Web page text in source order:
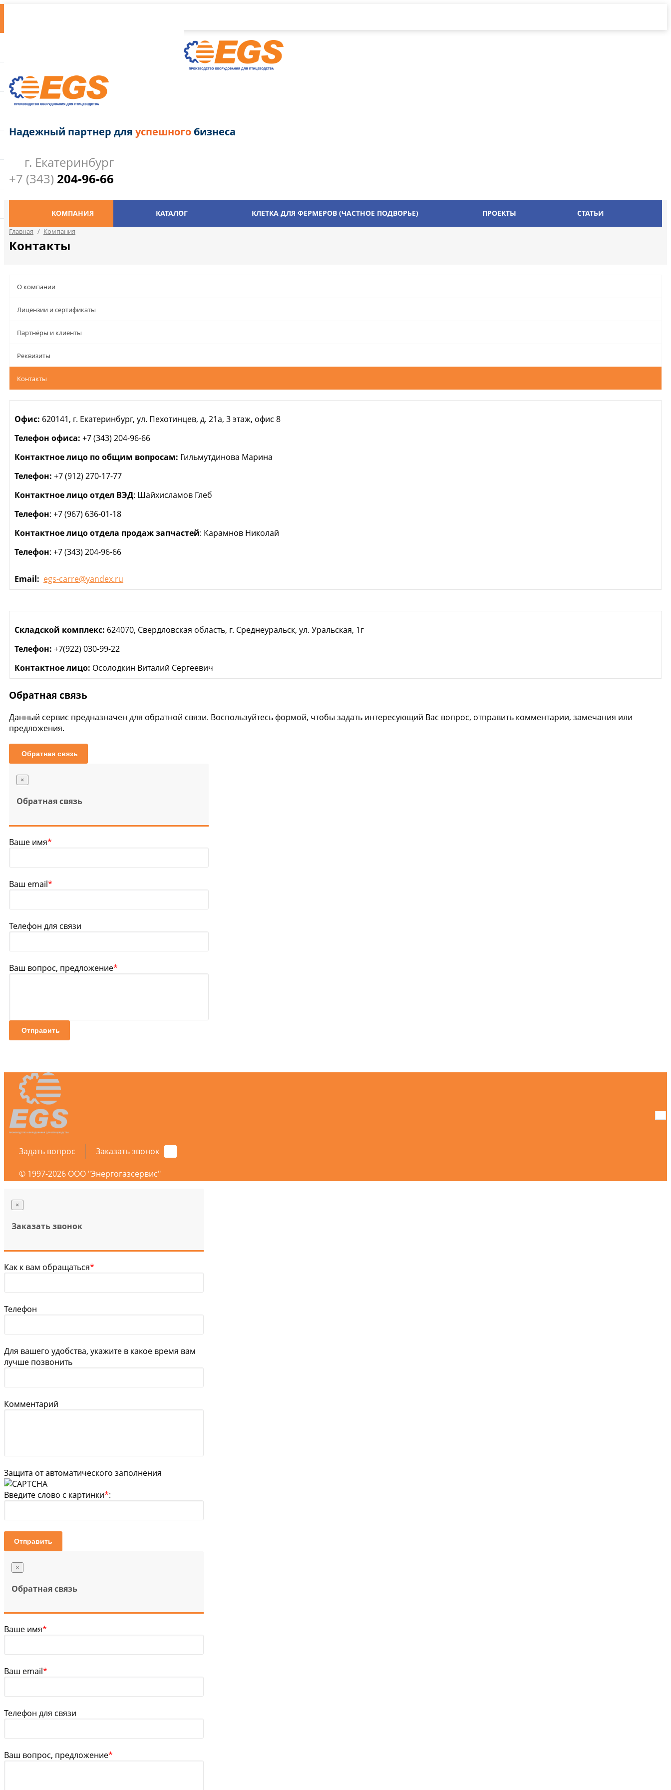
Надежный партнер для успешного бизнеса
г. Екатеринбург
+7 (343) 204-96-66
КОМПАНИЯ КАТАЛОГ КЛЕТКА ДЛЯ ФЕРМЕРОВ (ЧАСТНОЕ ПОДВОРЬЕ) ПРОЕКТЫ СТАТЬИ
Главная / Компания
Контакты
О компании
Лицензии и сертификаты
Партнёры и клиенты
Реквизиты
Контакты
Офис: 620141, г. Екатеринбург, ул. Пехотинцев, д. 21а, 3 этаж, офис 8
Телефон офиса: +7 (343) 204-96-66
Контактное лицо по общим вопросам: Гильмутдинова Марина
Телефон: +7 (912) 270-17-77
Контактное лицо отдел ВЭД: Шайхисламов Глеб
Телефон: +7 (967) 636-01-18
Контактное лицо отдела продаж запчастей: Карамнов Николай
Телефон: +7 (343) 204-96-66
Email: egs-carre@yandex.ru
Складской комплекс: 624070, Свердловская область, г. Среднеуральск, ул. Уральская, 1г
Телефон: +7(922) 030-99-22
Контактное лицо: Осолодкин Виталий Сергеевич
Обратная связь
Данный сервис предназначен для обратной связи. Воспользуйтесь формой, чтобы задать интересующий Вас вопрос, отправить комментарии, замечания или
предложения.
Обратная связь
×
Обратная связь
Ваше имя*
Ваш email*
Телефон для связи
Ваш вопрос, предложение*
Отправить
Задать вопрос Заказать звонок
© 1997-2026 ООО "Энергогазсервис"
×
Заказать звонок
Как к вам обращаться*
Телефон
Для вашего удобства, укажите в какое время вам
лучше позвонить
Комментарий
Защита от автоматического заполнения
Введите слово с картинки*:
Отправить
×
Обратная связь
Ваше имя*
Ваш email*
Телефон для связи
Ваш вопрос, предложение*